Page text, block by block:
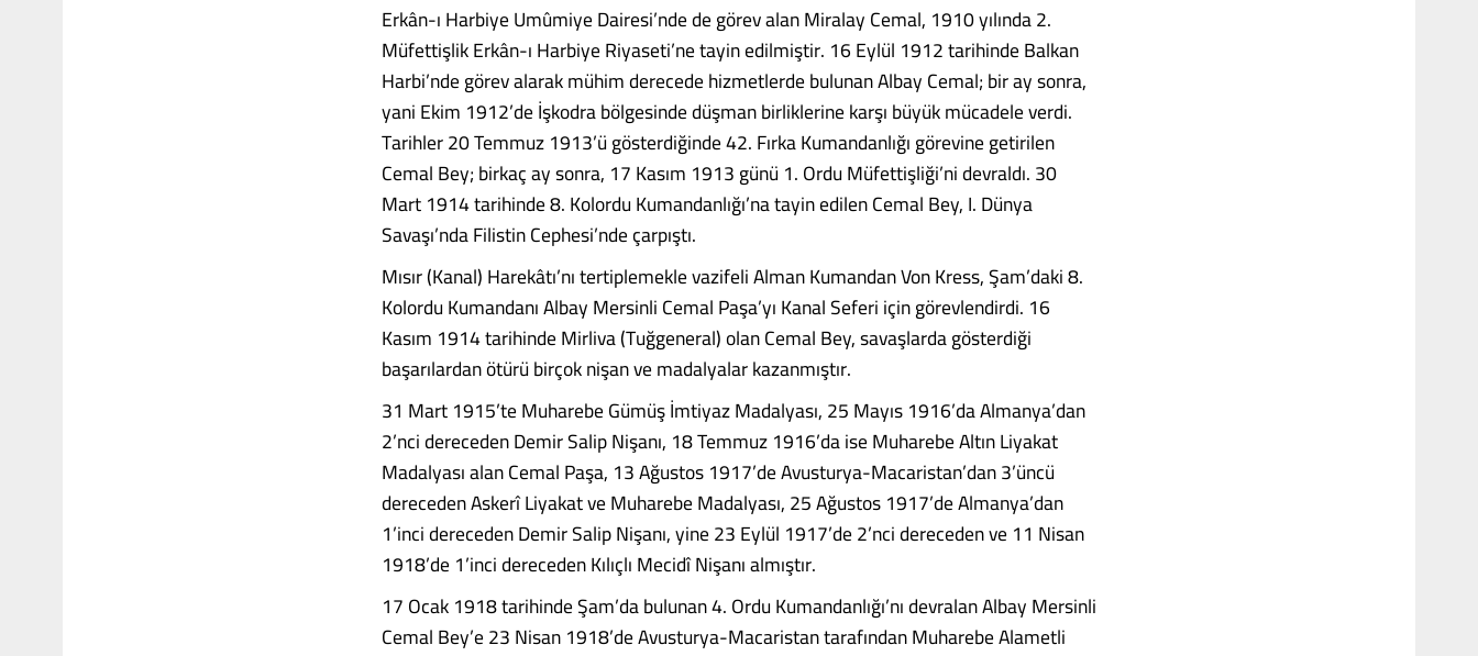
Erkân-ı Harbiye Umûmiye Dairesi’nde de görev alan Miralay Cemal, 1910 yılında 2.
Müfettişlik Erkân-ı Harbiye Riyaseti’ne tayin edilmiştir. 16 Eylül 1912 tarihinde Balkan
Harbi’nde görev alarak mühim derecede hizmetlerde bulunan Albay Cemal; bir ay sonra,
yani Ekim 1912’de İşkodra bölgesinde düşman birliklerine karşı büyük mücadele verdi.
Tarihler 20 Temmuz 1913’ü gösterdiğinde 42. Fırka Kumandanlığı görevine getirilen
Cemal Bey; birkaç ay sonra, 17 Kasım 1913 günü 1. Ordu Müfettişliği’ni devraldı. 30
Mart 1914 tarihinde 8. Kolordu Kumandanlığı’na tayin edilen Cemal Bey, I. Dünya
Savaşı’nda Filistin Cephesi’nde çarpıştı.
Mısır (Kanal) Harekâtı’nı tertiplemekle vazifeli Alman Kumandan Von Kress, Şam’daki 8.
Kolordu Kumandanı Albay Mersinli Cemal Paşa’yı Kanal Seferi için görevlendirdi. 16
Kasım 1914 tarihinde Mirliva (Tuğgeneral) olan Cemal Bey, savaşlarda gösterdiği
başarılardan ötürü birçok nişan ve madalyalar kazanmıştır.
31 Mart 1915’te Muharebe Gümüş İmtiyaz Madalyası, 25 Mayıs 1916’da Almanya’dan
2’nci dereceden Demir Salip Nişanı, 18 Temmuz 1916’da ise Muharebe Altın Liyakat
Madalyası alan Cemal Paşa, 13 Ağustos 1917’de Avusturya-Macaristan’dan 3’üncü
dereceden Askerî Liyakat ve Muharebe Madalyası, 25 Ağustos 1917’de Almanya’dan
1’inci dereceden Demir Salip Nişanı, yine 23 Eylül 1917’de 2’nci dereceden ve 11 Nisan
1918’de 1’inci dereceden Kılıçlı Mecidî Nişanı almıştır.
17 Ocak 1918 tarihinde Şam’da bulunan 4. Ordu Kumandanlığı’nı devralan Albay Mersinli
Cemal Bey’e 23 Nisan 1918’de Avusturya-Macaristan tarafından Muharebe Alametli